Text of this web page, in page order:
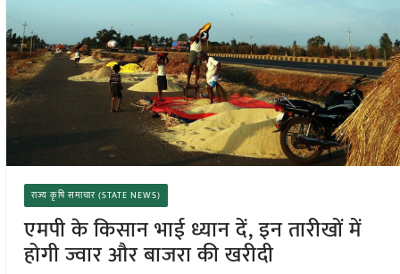
राज्य कृषि समाचार (STATE NEWS)
एमपी के किसान भाई ध्यान दें, इन तारीखों में
होगी ज्वार और बाजरा की खरीदी